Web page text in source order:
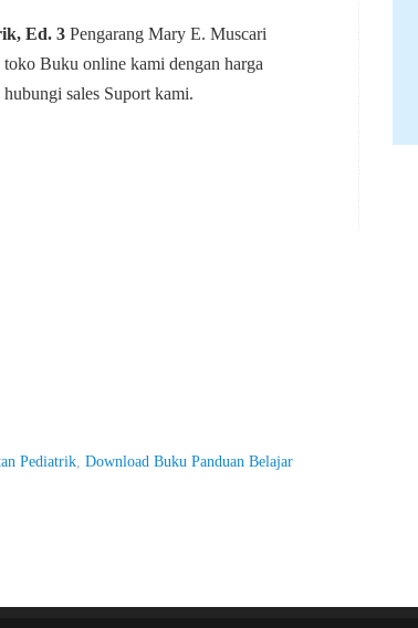
Ed. 3 Pengarang Mary E. Muscari
Buku online kami dengan harga
sales Suport kami.
Pediatrik Download Buku Panduan Belajar